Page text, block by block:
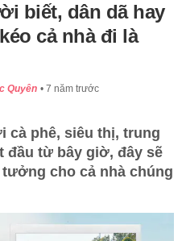
biết, dân dã hay
cả nhà đi là
Quyên 7 năm trước
cà phê, siêu thị, trung
đầu từ bây giờ, đây sẽ
cho cả nhà chúng